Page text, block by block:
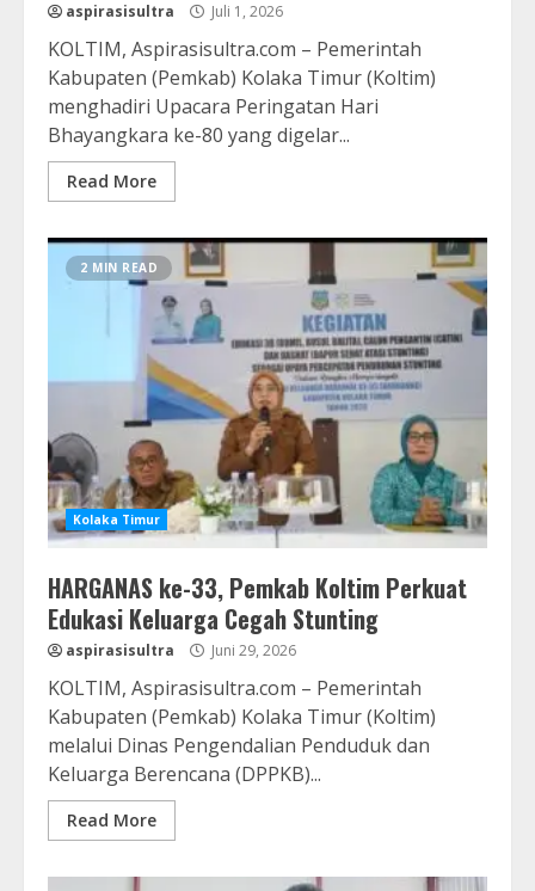
aspirasisultra Juli 1, 2026
KOLTIM, Aspirasisultra.com – Pemerintah
Kabupaten (Pemkab) Kolaka Timur (Koltim)
menghadiri Upacara Peringatan Hari
Bhayangkara ke-80 yang digelar...
Read More
2 MIN READ
Kolaka Timur
HARGANAS ke-33, Pemkab Koltim Perkuat
Edukasi Keluarga Cegah Stunting
aspirasisultra Juni 29, 2026
KOLTIM, Aspirasisultra.com – Pemerintah
Kabupaten (Pemkab) Kolaka Timur (Koltim)
melalui Dinas Pengendalian Penduduk dan
Keluarga Berencana (DPPKB)...
Read More